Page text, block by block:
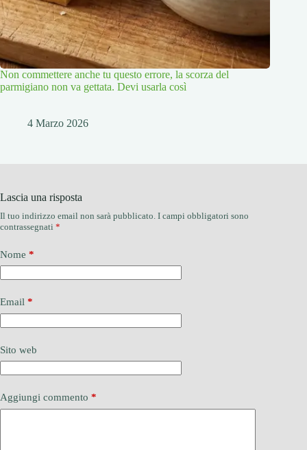
Non commettere anche tu questo errore, la scorza del
parmigiano non va gettata. Devi usarla così
4 Marzo 2026
Lascia una risposta
Il tuo indirizzo email non sarà pubblicato. I campi obbligatori sono
contrassegnati *
Nome *
Email *
Sito web
Aggiungi commento *